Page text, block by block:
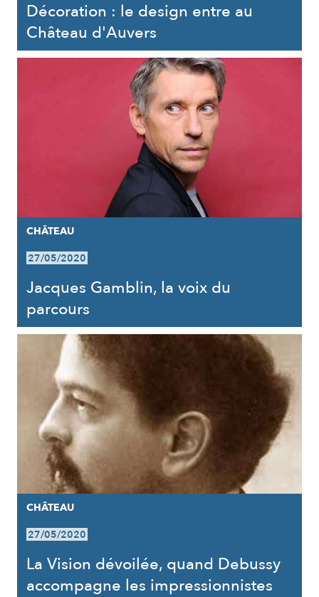
Décoration : le design entre au
Château d'Auvers
CHÂTEAU
27/05/2020
Jacques Gamblin, la voix du
parcours
CHÂTEAU
27/05/2020
La Vision dévoilée, quand Debussy
accompagne les impressionnistes